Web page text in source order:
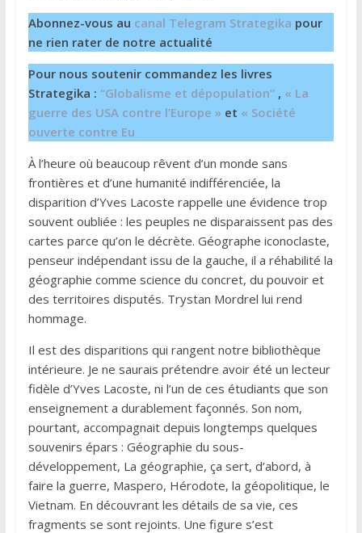
Abonnez-vous au canal Telegram Strategika pour
ne rien rater de notre actualité
Pour nous soutenir commandez les livres
Strategika : “Globalisme et dépopulation”, « La
guerre des USA contre l’Europe » et « Société
ouverte contre Eu
À l’heure où beaucoup rêvent d’un monde sans
frontières et d’une humanité indifférenciée, la
disparition d’Yves Lacoste rappelle une évidence trop
souvent oubliée : les peuples ne disparaissent pas des
cartes parce qu’on le décrète. Géographe iconoclaste,
penseur indépendant issu de la gauche, il a réhabilité la
géographie comme science du concret, du pouvoir et
des territoires disputés. Trystan Mordrel lui rend
hommage.
Il est des disparitions qui rangent notre bibliothèque
intérieure. Je ne saurais prétendre avoir été un lecteur
fidèle d’Yves Lacoste, ni l’un de ces étudiants que son
enseignement a durablement façonnés. Son nom,
pourtant, accompagnait depuis longtemps quelques
souvenirs épars : Géographie du sous-
développement, La géographie, ça sert, d’abord, à
faire la guerre, Maspero, Hérodote, la géopolitique, le
Vietnam. En découvrant les détails de sa vie, ces
fragments se sont rejoints. Une figure s’est